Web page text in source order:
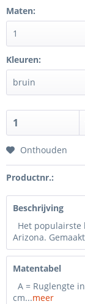
Maten:
Kleuren:
Onthouden
Productnr.:
Beschrijving
Het populairste
Arizona.
Matentabel
A = Ruglengte
cm...meer